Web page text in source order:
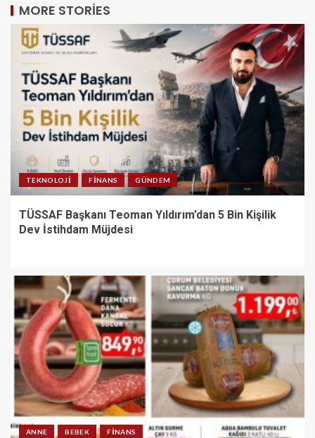
MORE STORIES
TEKNOLOJI FINANS GÜNDEM
TÜSSAF Başkanı Teoman Yıldırım’dan 5 Bin Kişilik
Dev İstihdam Müjdesi
ANNE BEBEK FINANS